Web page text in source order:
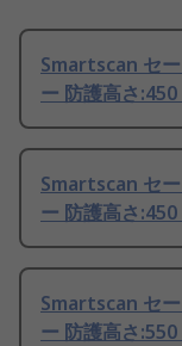
Smartscan セ
ー 防護高さ
Smartscan セ
ー 防護高さ
Smartscan セ
ー 防護高さ